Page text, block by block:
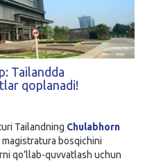
Tailandda
qoplanadi!
Tailandning Chulabhorn
magistratura bosqichini
qo’llab-quvvatlash uchun